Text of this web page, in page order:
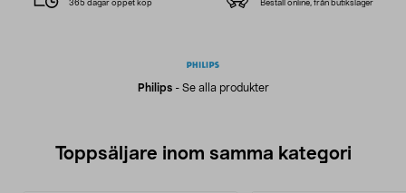
Philips- Se alla produkter
365 dagar öppet köp Beställ online, från butikslager
Toppsäljare inom samma kategori